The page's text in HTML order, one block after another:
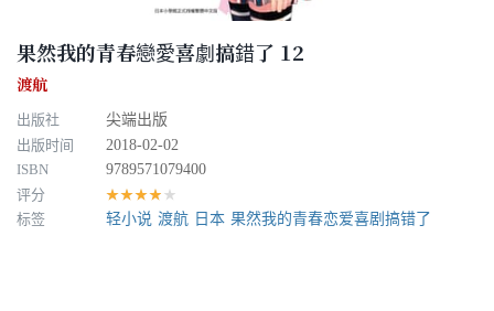
果然我的青春戀愛喜劇搞錯了 12
渡航
出版社
尖端出版
出版时间
2018-02-02
ISBN
9789571079400
评分
★★★★★
标签 轻小说 渡航 日本 果然我的青春恋爱喜剧搞错了